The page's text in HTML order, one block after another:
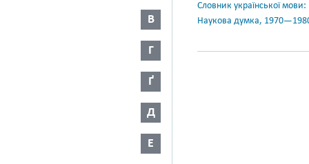
В
Г
Ґ
Д
Е
Словник української
Наукова думка,